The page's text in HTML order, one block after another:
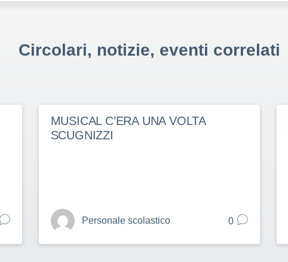
Circolari, notizie, eventi correlati
MUSICAL C’ERA UNA VOLTA
SCUGNIZZI
Personale scolastico 0